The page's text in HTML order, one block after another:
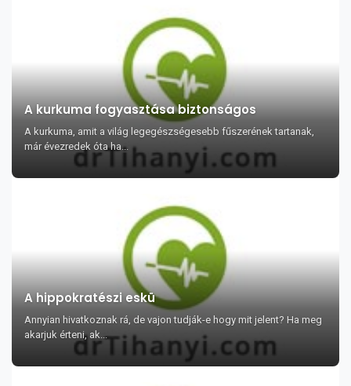
A kurkuma fogyasztása biztonságos
A kurkuma, amit a világ legegészségesebb fűszerének tartanak,
már évezredek óta ha...
A hippokratészi eskü
Annyian hivatkoznak rá, de vajon tudják-e hogy mit jelent? Ha meg
akarjuk érteni, ak...